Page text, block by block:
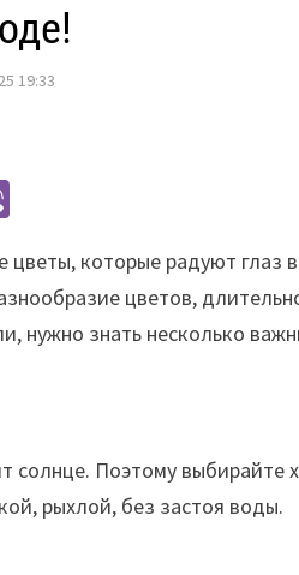
19:33
er
которые радуют глаз
цветов,
нужно знать несколько
солнце. Поэтому выбирайте
рыхлой, без застоя воды.